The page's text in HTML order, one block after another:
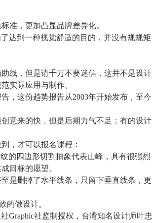
准，更加凸显品牌差异化。
达到一种视觉舒适的目的，并没有规规矩
线，但是请千万不要迷信，这并不是设计
实际应用与制作。
，这份趋势报告从2003年开始发布，至今
意来的快，但是后期力气不足；有的设计
，才可以报名课程：
的四边形切割抽象代表山峰，具有很强烈
目标的愿望。
是删掉了水平线条，只留下垂直线条，更
的做设计。
Graphic社监制授权，台湾知名设计师叶忠